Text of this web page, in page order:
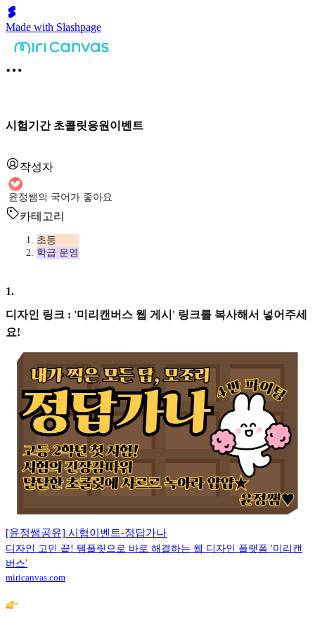
Made with Slashpage
시험기간 초콜릿응원이벤트
작성자
윤정쌤의 국어가 좋아요
카테고리
초등
학급 운영
1.
디자인 링크 : '미리캔버스 웹 게시' 링크를 복사해서 넣어주세
요!
[윤정쌤공유] 시험이벤트-정답가나
디자인 고민 끝! 템플릿으로 바로 해결하는 웹 디자인 플랫폼 '미리캔
버스'
miricanvas.com